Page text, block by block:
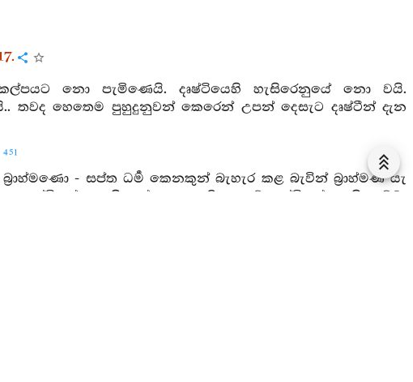
නො පැමිණෙයි. දෘෂ්ටියෙහි හැසිරෙනුයේ නො වයි.
හෙතෙම පුහුදුනුවන් කෙරෙන් උපන් දෙසැට දෘෂ්ටීන් දැන
451
බ්‍රාහ්මණො - සප්ත ධර්‍ම කෙනකුන් බැහැර කළ බැවින් බ්‍රාහ්මණ යැ
දෘෂ්ටිකල්ප යැයි කල්ප දෙකෙකි … මේ දෘෂ්ටිකල්ප යයි. සඞ්ඛා